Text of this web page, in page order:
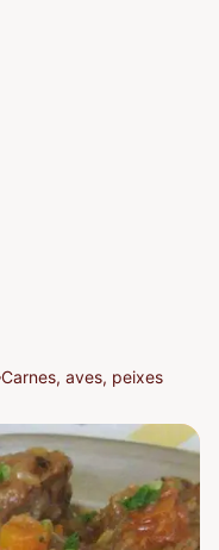
Carnes, aves, peixes